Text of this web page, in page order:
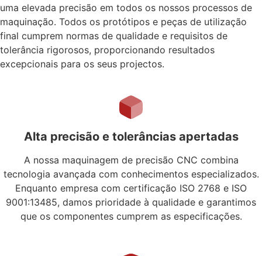
uma elevada precisão em todos os nossos processos de
maquinação. Todos os protótipos e peças de utilização
final cumprem normas de qualidade e requisitos de
tolerância rigorosos, proporcionando resultados
excepcionais para os seus projectos.
Alta precisão e tolerâncias apertadas
A nossa maquinagem de precisão CNC combina
tecnologia avançada com conhecimentos especializados.
Enquanto empresa com certificação ISO 2768 e ISO
9001:13485, damos prioridade à qualidade e garantimos
que os componentes cumprem as especificações.